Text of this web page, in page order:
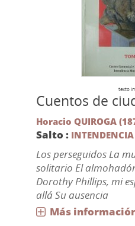
texto
Cuentos de
Horacio QUIROGA
Salto :
Los perseguidos La
solitario El
Dorothy Phillips, mi
allá Su ausencia
Más